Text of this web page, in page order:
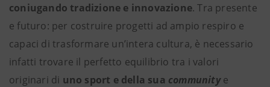
coniugando tradizione e innovazione. Tra presente
e futuro: per costruire progetti ad ampio respiro e
capaci di trasformare un’intera cultura, è necessario
infatti trovare il perfetto equilibrio tra i valori
originari di uno sport e della sua communitye